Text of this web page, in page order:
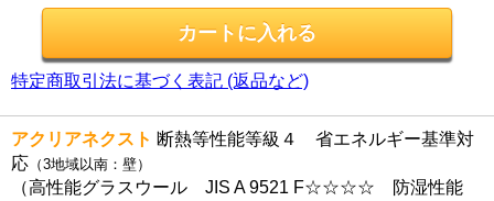
特定商取引法に基づく表記 (返品など)
アクリアネクスト 断熱等性能等級４ 省エネルギー基準対
応 （3地域以南：壁）
（高性能グラスウール JIS A 9521 F☆☆☆☆ 防湿性能